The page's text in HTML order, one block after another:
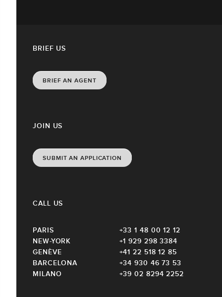
JOIN US
SUBMIT AN APPLICATION
CALL US
PARIS
+33 1 48 00 12 12
NEW-YORK
+1 929 298 3384
GENÈVE
+41 22 518 12 85
BARCELONA
+34 930 46 73 53
MILANO
+39 02 8294 2252
BRIEF US
BRIEF AN AGENT